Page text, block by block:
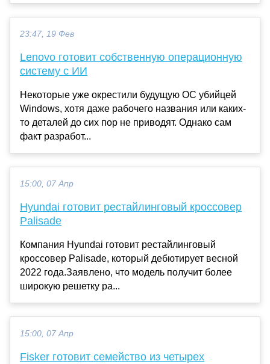
23:47, 19 Фев
Lenovo готовит собственную операционную
систему с ИИ
Некоторые уже окрестили будущую ОС убийцей
Windows, хотя даже рабочего названия или каких-
то деталей до сих пор не приводят. Однако сам
факт разработ...
15:00, 07 Апр
Hyundai готовит рестайлинговый кроссовер
Palisade
Компания Hyundai готовит рестайлинговый
кроссовер Palisade, который дебютирует весной
2022 года.Заявлено, что модель получит более
широкую решетку ра...
15:00, 07 Апр
Fisker готовит семейство из четырех